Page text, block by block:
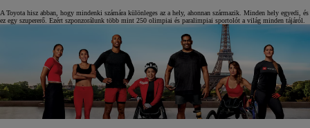
A Toyota hisz abban, hogy mindenki számára különleges az a hely, ahonnan származik. Minden hely egyedi, és
ez egy szupererő. Ezért szponzorálunk több mint 250 olimpiai és paralimpiai sportolót a világ minden tájáról.